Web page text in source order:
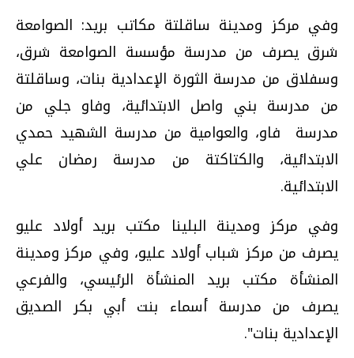
وفي مركز ومدينة ساقلتة مكاتب بريد: الصوامعة
شرق يصرف من مدرسة مؤسسة الصوامعة شرق،
وسفلاق من مدرسة الثورة الإعدادية بنات، وساقلتة
من مدرسة بني واصل الابتدائية، وفاو جلي من
مدرسة فاو، والعوامية من مدرسة الشهيد حمدي
الابتدائية، والكتاكتة من مدرسة رمضان علي
الابتدائية.
وفي مركز ومدينة البلينا مكتب بريد أولاد عليو
يصرف من مركز شباب أولاد عليو، وفي مركز ومدينة
المنشأة مكتب بريد المنشأة الرئيسي، والفرعي
يصرف من مدرسة أسماء بنت أبي بكر الصديق
الإعدادية بنات".